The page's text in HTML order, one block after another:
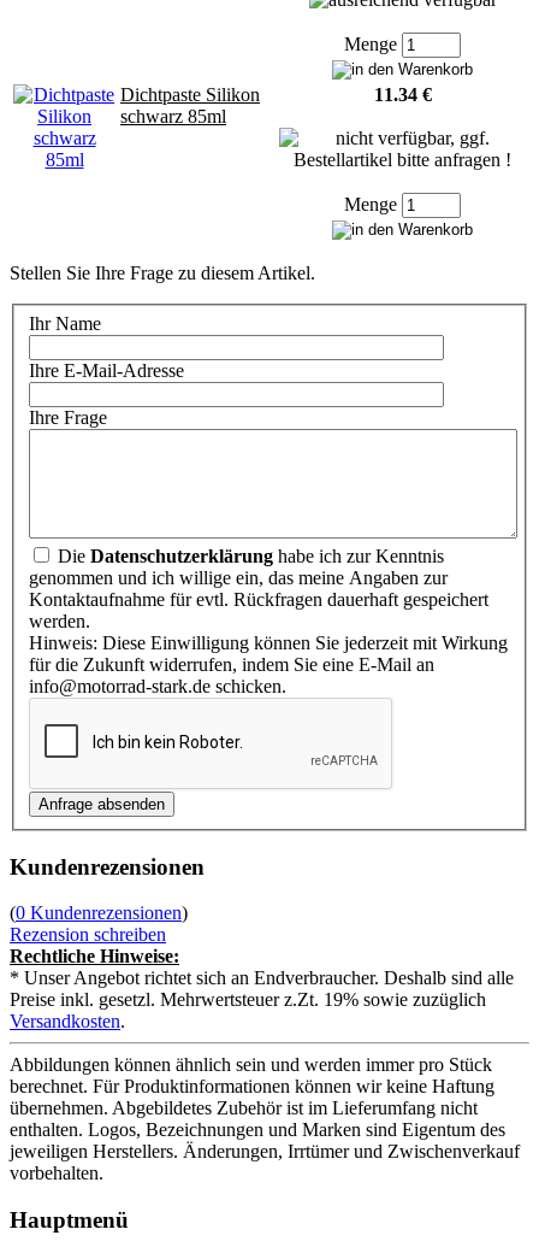
Menge
Dichtpaste Silikon
schwarz 85ml
11.34 €
Menge
Stellen Sie Ihre Frage zu diesem Artikel.
Ihr Name
Ihre E-Mail-Adresse
Ihre Frage
Die Datenschutzerklärung habe ich zur Kenntnis
genommen und ich willige ein, das meine Angaben zur
Kontaktaufnahme für evtl. Rückfragen dauerhaft gespeichert
werden.
Hinweis: Diese Einwilligung können Sie jederzeit mit Wirkung
für die Zukunft widerrufen, indem Sie eine E-Mail an
info@motorrad-stark.de schicken.
Kundenrezensionen
(0 Kundenrezensionen)
Rezension schreiben
Rechtliche Hinweise:
* Unser Angebot richtet sich an Endverbraucher. Deshalb sind alle
Preise inkl. gesetzl. Mehrwertsteuer z.Zt. 19% sowie zuzüglich
Versandkosten.
Abbildungen können ähnlich sein und werden immer pro Stück
berechnet. Für Produktinformationen können wir keine Haftung
übernehmen. Abgebildetes Zubehör ist im Lieferumfang nicht
enthalten. Logos, Bezeichnungen und Marken sind Eigentum des
jeweiligen Herstellers. Änderungen, Irrtümer und Zwischenverkauf
vorbehalten.
Hauptmenü